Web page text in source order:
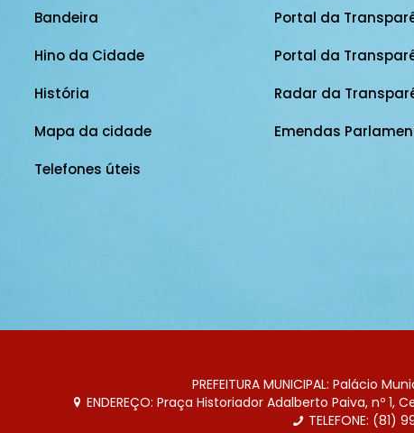
Bandeira
Hino da Cidade
História
Mapa da cidade
Telefones úteis
Portal da
Portal da
Radar da
Emendas
PREFEITURA MUNICIPAL: Palácio
ENDEREÇO: Praça Historiador Adalberto Paiva, nº 1,
TELEFONE: (81)